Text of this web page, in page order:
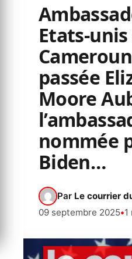
Etats-unis
passée
Moore
nommée
Biden…
Par Le courrier
09 septembre 2025•1